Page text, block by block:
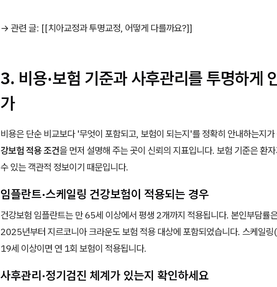
→ 관련 글: [[치아교정과 투명교정, 어떻게 다를까요?]]
3. 비용·보험 기준과 사후관리를 투명하게
가
비용은 단순 비교보다 '무엇이 포함되고, 보험이 되는지'를 정확히 안내하는지
강보험 적용 조건을 먼저 설명해 주는 곳이 신뢰의 지표입니다. 보험 기준은 환
수 있는 객관적 정보이기 때문입니다.
임플란트·스케일링 건강보험이 적용되는 경우
건강보험 임플란트는 만 65세 이상에서 평생 2개까지 적용됩니다. 본인부담률
2025년부터 지르코니아 크라운도 보험 적용 대상에 포함되었습니다. 스케일
19세 이상이면 연 1회 보험이 적용됩니다.
사후관리·정기검진 체계가 있는지 확인하세요